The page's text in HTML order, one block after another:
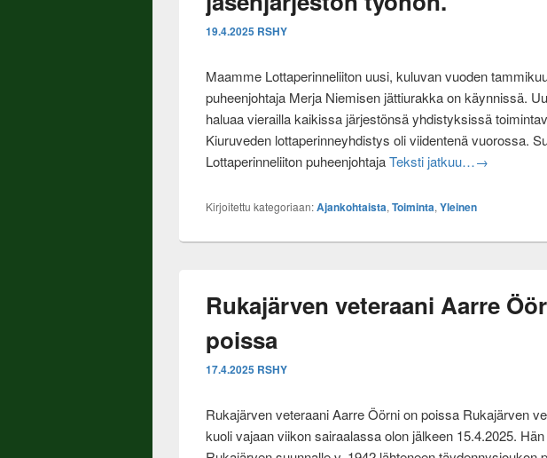
19.4.2025 RSHY
Maamme Lottaperinneliiton uusi, kuluvan vuoden
puheenjohtaja Merja Niemisen jättiurakka on käynnissä.
haluaa vierailla kaikissa järjestönsä yhdistyksissä
Kiuruveden lottaperinneyhdistys oli viidentenä vuorossa.
Lottaperinneliiton puheenjohtajaTeksti jatkuu…→
Kirjoitettu kategoriaan:Ajankohtaista, Toiminta, Yleinen
Rukajärven veteraani Aarre
poissa
17.4.2025 RSHY
Rukajärven veteraani Aarre Öörni on poissa Rukajärven
kuoli vajaan viikon sairaalassa olon jälkeen 15.4.2025.